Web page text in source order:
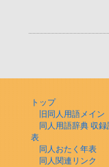
トップ
旧同人用語メイン
同人用語辞典 収
表
同人おたく年表
同人関連リンク